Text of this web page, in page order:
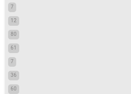
7
12
80
61
7
36
60